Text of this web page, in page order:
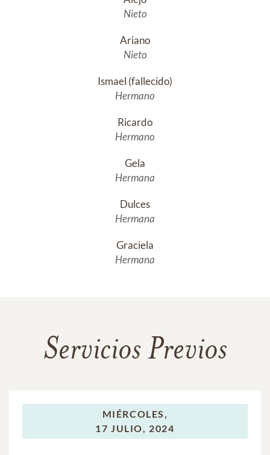
Nieto
Ariano
Nieto
Ismael (fallecido)
Hermano
Ricardo
Hermano
Gela
Hermana
Dulces
Hermana
Graciela
Hermana
Servicios Previos
MIÉRCOLES,
17 JULIO, 2024